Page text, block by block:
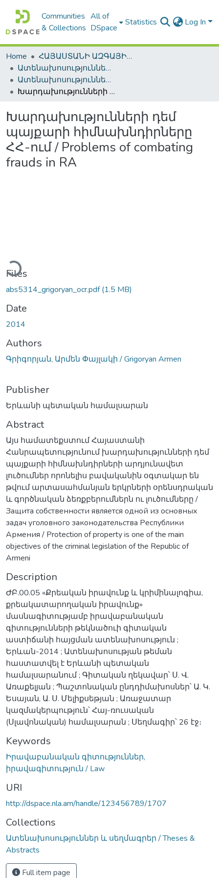
Communities
& Collections
All of
DSpace
Statistics Log In
Home
ՀԱՅԱՍՏԱՆԻ ԱԶԳԱՅԻՆ ԳՐԱԴԱՐԱՆԻ ԹՎԱՅԻՆ ՊԱՀՈՑ / DIGITAL REPOSITORY OF NLA
Ատենախոսություններ և սեղմագրեր / Theses & Abstracts
Ատենախոսություններ և սեղմագրեր / Theses & Abstracts
Խարդախությունների դեմ պայքարի հիմնախնդիրները ՀՀ-ում / Problems of combating frauds in RA
Խարդախությունների դեմ
պայքարի հիմնախնդիրները
ՀՀ-ում / Problems of combating
frauds in RA
Files
abs5314_grigoryan_ocr.pdf(1.5 MB)
Date
2014
Authors
Գրիգորյան, Արմեն Փայլակի / Grigoryan Armen
Publisher
Երևանի պետական համալսարան
Abstract
Այս համատեքստում Հայաստանի
Հանրապետությունում խարդախությունների դեմ
պայքարի հիմնախնդիրների արդյունավետ
լուծումներ որոնելիս բավականին օգտակար են
թվում արտասահմանյան երկրների օրենսդրական
և գործնական ձեռքբերումներն ու լուծումները /
Защита собственности является одной из основных
задач уголовного законодательства Республики
Армения / Protection of property is one of the main
objectives of the criminal legislation of the Republic of
Armeni
Description
ԺԲ.00.05 «Քրեական իրավունք և կրիմինալոգիա,
քրեակատարողական իրավունք»
մասնագիտությամբ իրավաբանական
գիտությունների թեկնածուի գիտական
աստիճանի հայցման ատենախոսություն ;
Երևան-2014 ; Ատենախոսության թեման
հաստատվել է Երևանի պետական
համալսարանում ; Գիտական ղեկավար՝ Ս. Վ.
Առաքելյան ; Պաշտոնական ընդդիմախոսներ՝ Ա. Կ.
Եսայան, Ա. Ս. Մելիքսեթյան ; Առաջատար
կազմակերպություն՝ Հայ-ռուսական
(Սլավոնական) համալսարան ; Սեղմագիր՝ 26 էջ։
Keywords
Իրավաբանական գիտություններ,
իրավագիտություն / Law
URI
http://dspace.nla.am/handle/123456789/1707
Collections
Ատենախոսություններ և սեղմագրեր / Theses &
Abstracts
Full item page